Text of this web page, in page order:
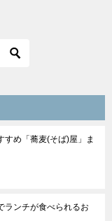
すめ「蕎麦(そば)屋」ま
ランチが食べられるお